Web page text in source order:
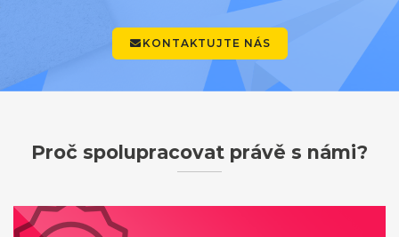
KONTAKTUJTE NÁS
Proč spolupracovat právě s námi?